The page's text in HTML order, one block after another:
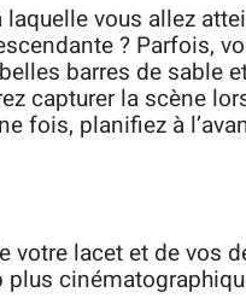
laquelle vous allez
? Parfois,
barres de sable
capturer la scène
fois, planifiez à
votre lacet et de vos
plus